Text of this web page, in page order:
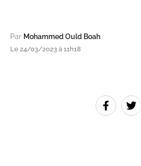
Par Mohammed Ould Boah
Le 24/03/2023 à 11h18